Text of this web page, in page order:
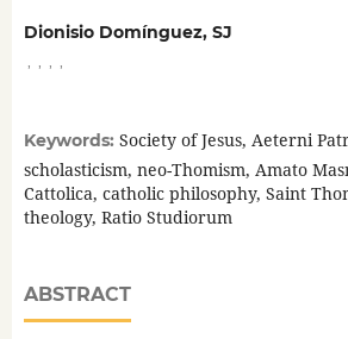
Dionisio Domínguez, SJ
Keywords: Society of Jesus, Aeterni
scholasticism, neo-Thomism, Amato
Cattolica, catholic philosophy, Saint
theology, Ratio Studiorum
ABSTRACT